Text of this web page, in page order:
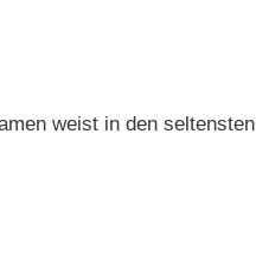
weist in den seltensten